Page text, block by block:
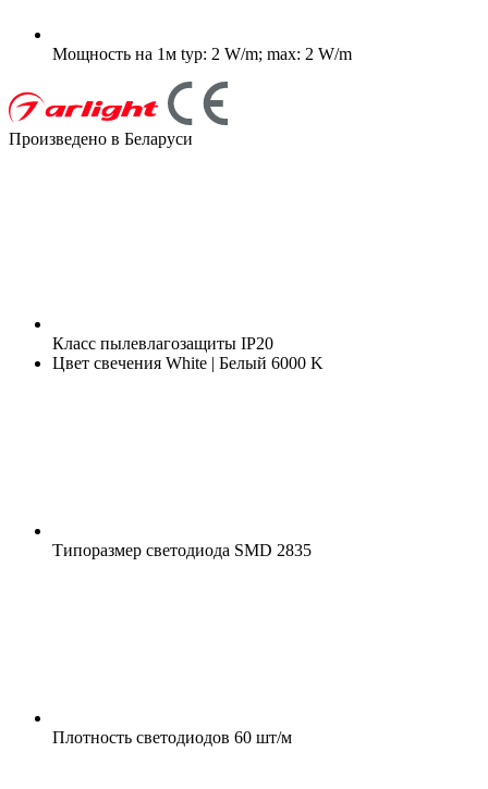
Мощность на 1м typ: 2 W/m; max: 2 W/m
Произведено в Беларуси
Класс пылевлагозащиты IP20
Цвет свечения White | Белый 6000 K
Типоразмер светодиода SMD 2835
Плотность светодиодов 60 шт/м